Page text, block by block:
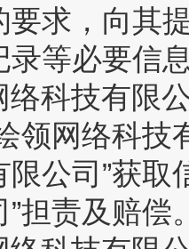
求，向其
录等必要信
络科技有限
领网络科技
公司”获
担责及赔偿